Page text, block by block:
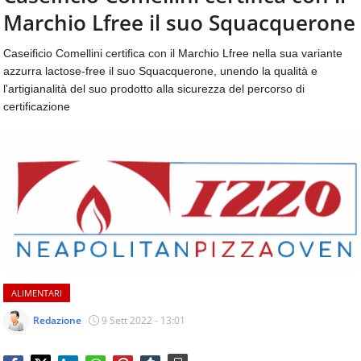
aggiornamenti
quotidiani
temi
come
ospitalità,
ristorazione,
beverage,
catering
e
articoli
sul
mondo
dei
consumi
fuoricasa,
CONTATTI
Marchio Lfree il suo Squacquerone
Caseificio Comellini certifica con il Marchio Lfree nella sua variante
azzurra lactose-free il suo Squacquerone, unendo la qualità e
l'artigianalità del suo prodotto alla sicurezza del percorso di
certificazione
ALIMENTARI
Redazione 9 Sett 2022 - 13:01